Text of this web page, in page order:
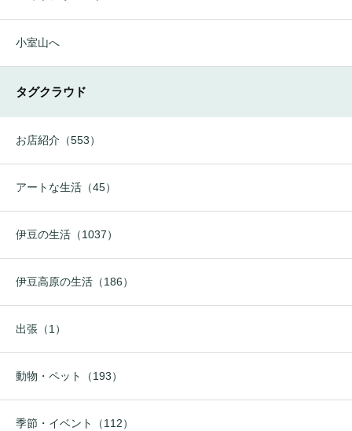
小室山へ
タグクラウド
お店紹介（553）
アートな生活（45）
伊豆の生活（1037）
伊豆高原の生活（186）
出張（1）
動物・ペット（193）
季節・イベント（112）